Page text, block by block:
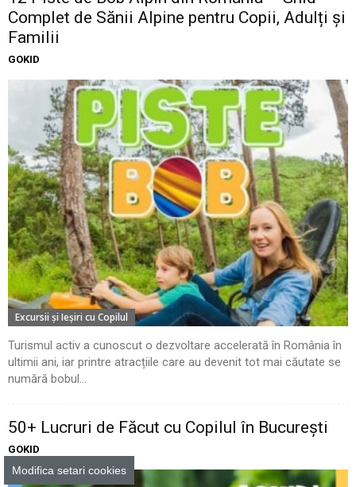
Complet de Sănii Alpine pentru Copii, Adulți și
Familii
GOKID
Excursii şi Ieşiri cu Copilul
Turismul activ a cunoscut o dezvoltare accelerată în România în
ultimii ani, iar printre atracțiile care au devenit tot mai căutate se
numără bobul...
50+ Lucruri de Făcut cu Copilul în București
GOKID
Modifica setari cookies